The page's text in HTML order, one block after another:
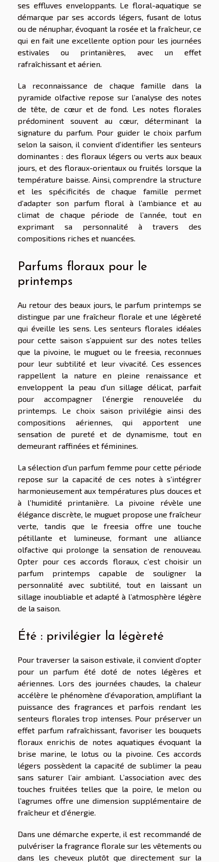
ses effluves enveloppants. Le floral-aquatique se
démarque par ses accords légers, fusant de lotus
ou de nénuphar, évoquant la rosée et la fraîcheur, ce
qui en fait une excellente option pour les journées
estivales ou printanières, avec un effet
rafraîchissant et aérien.
La reconnaissance de chaque famille dans la
pyramide olfactive repose sur l’analyse des notes
de tête, de cœur et de fond. Les notes florales
prédominent souvent au cœur, déterminant la
signature du parfum. Pour guider le choix parfum
selon la saison, il convient d’identifier les senteurs
dominantes : des floraux légers ou verts aux beaux
jours, et des floraux-orientaux ou fruités lorsque la
température baisse. Ainsi, comprendre la structure
et les spécificités de chaque famille permet
d’adapter son parfum floral à l’ambiance et au
climat de chaque période de l’année, tout en
exprimant sa personnalité à travers des
compositions riches et nuancées.
Parfums floraux pour le
printemps
Au retour des beaux jours, le parfum printemps se
distingue par une fraîcheur florale et une légèreté
qui éveille les sens. Les senteurs florales idéales
pour cette saison s’appuient sur des notes telles
que la pivoine, le muguet ou le freesia, reconnues
pour leur subtilité et leur vivacité. Ces essences
rappellent la nature en pleine renaissance et
enveloppent la peau d’un sillage délicat, parfait
pour accompagner l’énergie renouvelée du
printemps. Le choix saison privilégie ainsi des
compositions aériennes, qui apportent une
sensation de pureté et de dynamisme, tout en
demeurant raffinées et féminines.
La sélection d’un parfum femme pour cette période
repose sur la capacité de ces notes à s’intégrer
harmonieusement aux températures plus douces et
à l’humidité printanière. La pivoine révèle une
élégance discrète, le muguet propose une fraîcheur
verte, tandis que le freesia offre une touche
pétillante et lumineuse, formant une alliance
olfactive qui prolonge la sensation de renouveau.
Opter pour ces accords floraux, c’est choisir un
parfum printemps capable de souligner la
personnalité avec subtilité, tout en laissant un
sillage inoubliable et adapté à l’atmosphère légère
de la saison.
Été : privilégier la légèreté
Pour traverser la saison estivale, il convient d’opter
pour un parfum été doté de notes légères et
aériennes. Lors des journées chaudes, la chaleur
accélère le phénomène d’évaporation, amplifiant la
puissance des fragrances et parfois rendant les
senteurs florales trop intenses. Pour préserver un
effet parfum rafraîchissant, favoriser les bouquets
floraux enrichis de notes aquatiques évoquant la
brise marine, le lotus ou la pivoine. Ces accords
légers possèdent la capacité de sublimer la peau
sans saturer l’air ambiant. L’association avec des
touches fruitées telles que la poire, le melon ou
l’agrumes offre une dimension supplémentaire de
fraîcheur et d’énergie.
Dans une démarche experte, il est recommandé de
pulvériser la fragrance florale sur les vêtements ou
dans les cheveux plutôt que directement sur la